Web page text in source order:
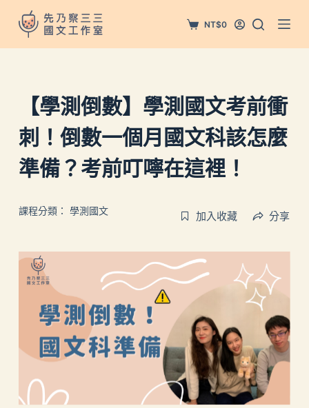
跳
至
主
NT$0
【學測倒數】學測國文考前衝
刺！倒數一個月國文科該怎麼
準備？考前叮嚀在這裡！
課程分類： 學測國文 加入收藏 分享